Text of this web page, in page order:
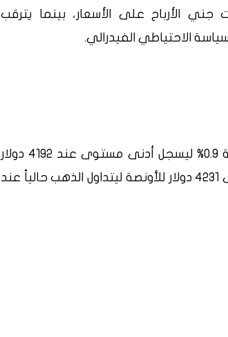
جني الأرباح على الأسعار، بينما يترقب
سياسة الاحتياطي الفيدرالي.
سجل سعر أونصة الذهب العالمي انخفاض اليوم بنسبة 0.9% ليسجل أدنى مستوى عند 4192 دولار
للأونصة وذلك بعد أن افتتح تداولات اليوم عند المستوى 4231 دولار للأونصة ليتداول الذهب حالياً عند